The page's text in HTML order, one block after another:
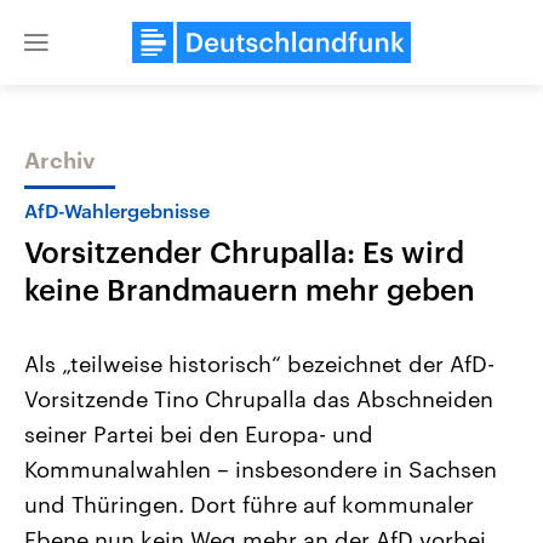
Close
Themen
Landtagswahl Sachsen-Anhalt
2026
Alle Informationen
Sachsen-Anhalt wählt am 6.
September 2026 einen neuen
Landtag. Seit 2021 wird das
Bundesland von einer Koalition aus
Aktuelle Beiträge,
Hintergründe
Wirtschaftlich und
gehören die Vereinigten
den mächtigsten Ländern
mit großem Einfluss auf
Archiv
AfD-Wahlergebnisse
Vorsitzender Chrupalla: Es wird
keine Brandmauern mehr geben
Als „teilweise historisch“ bezeichnet der AfD-
Vorsitzende Tino Chrupalla das Abschneiden
seiner Partei bei den Europa- und
Kommunalwahlen – insbesondere in Sachsen
und Thüringen. Dort führe auf kommunaler